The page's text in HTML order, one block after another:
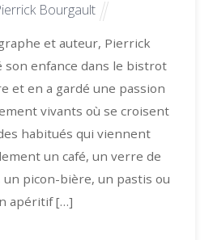
Bourgault
et auteur, Pierrick
son enfance dans le bistrot
et en a gardé une passion
vivants où se croisent
habitués qui viennent
un café, un verre de
un picon-bière, un pastis ou
apéritif […]